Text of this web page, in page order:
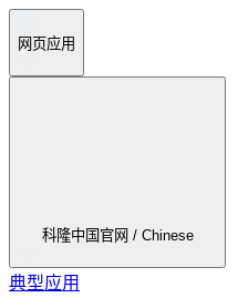
网页应用
科隆中国官网 / Chinese
典型应用